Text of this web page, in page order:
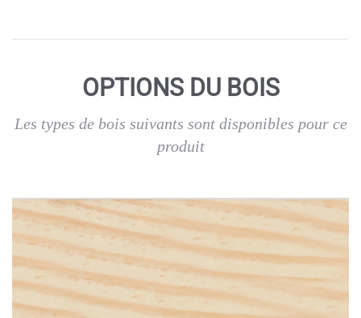
OPTIONS DU BOIS
Les types de bois suivants sont disponibles pour ce
produit